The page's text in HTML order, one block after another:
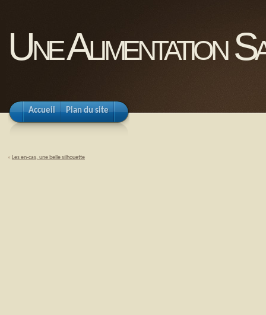
Une Alimentation
Accueil Plan du site
« Les en-cas, une belle silhouette